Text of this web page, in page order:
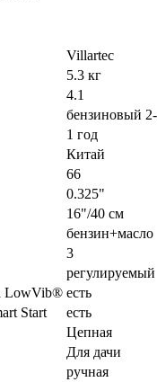
Villartec
5.3 кг
4.1
бензиновый
1 год
Китай
66
0.325"
16"/40 см
бензин+масло
3
регулируемый
LowVib® есть
Start
есть
Цепная
Для дачи
ручная